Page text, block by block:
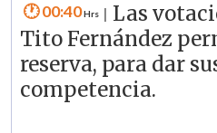
00:40
Las
Tito Fernández
reserva, para dar
competencia.